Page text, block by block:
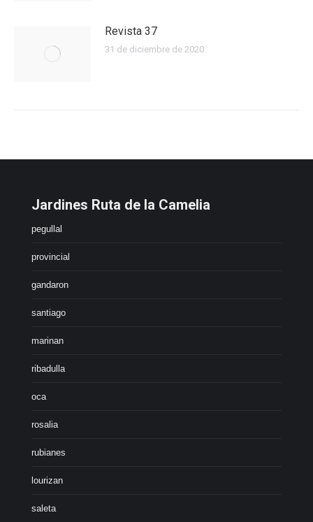
Revista 37
31 de diciembre de 2020
Jardines Ruta de la Camelia
pegullal
provincial
gandaron
santiago
marinan
ribadulla
oca
rosalia
rubianes
lourizan
saleta